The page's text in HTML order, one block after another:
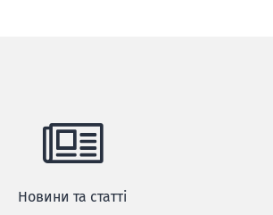
Новини та статті